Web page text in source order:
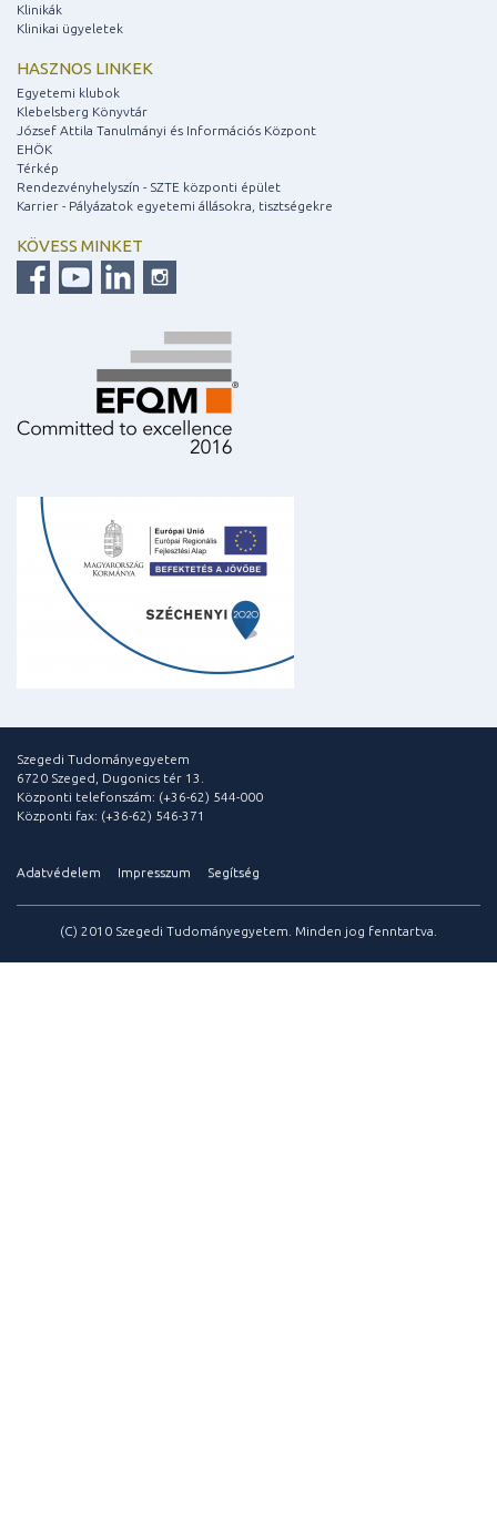
Klinikák
Klinikai ügyeletek
HASZNOS LINKEK
Egyetemi klubok
Klebelsberg Könyvtár
József Attila Tanulmányi és Információs Központ
EHÖK
Térkép
Rendezvényhelyszín - SZTE központi épület
Karrier - Pályázatok egyetemi állásokra, tisztségekre
KÖVESS MINKET
Szegedi Tudományegyetem
6720 Szeged, Dugonics tér 13.
Központi telefonszám: (+36-62) 544-000
Központi fax: (+36-62) 546-371
Adatvédelem Impresszum Segítség
(C) 2010 Szegedi Tudományegyetem. Minden jog fenntartva.